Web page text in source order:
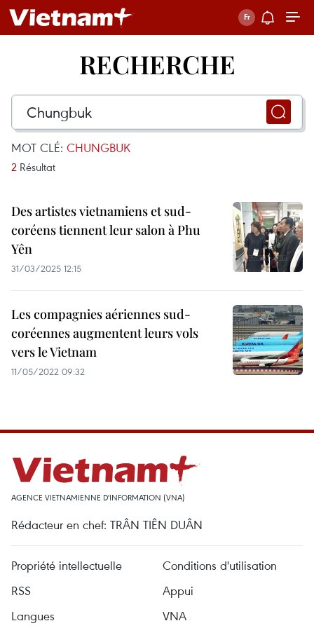
RECHERCHE
MOT CLÉ: CHUNGBUK
2 Résultat
Des artistes vietnamiens et sud-
coréens tiennent leur salon à Phu
Yên
31/03/2025 12:15
Les compagnies aériennes sud-
coréennes augmentent leurs vols
vers le Vietnam
11/05/2022 09:32
AGENCE VIETNAMIENNE D'INFORMATION (VNA)
Rédacteur en chef: TRÂN TIÊN DUÂN
Propriété intellectuelle
Conditions d'utilisation
RSS
Appui
Langues
VNA